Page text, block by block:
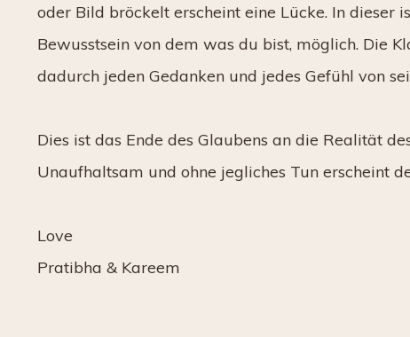
oder Bild bröckelt erscheint eine Lücke. In dieser
Bewusstsein von dem was du bist, möglich. Die
dadurch jeden Gedanken und jedes Gefühl von
Dies ist das Ende des Glaubens an die Realität
Unaufhaltsam und ohne jegliches Tun erscheint
Love
Pratibha & Kareem